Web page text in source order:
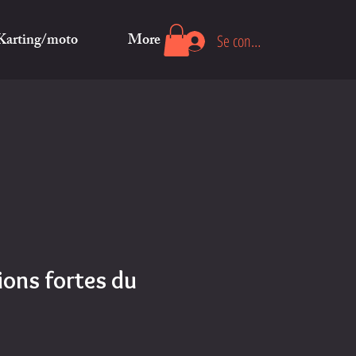
moto More Se connecter
fortes du